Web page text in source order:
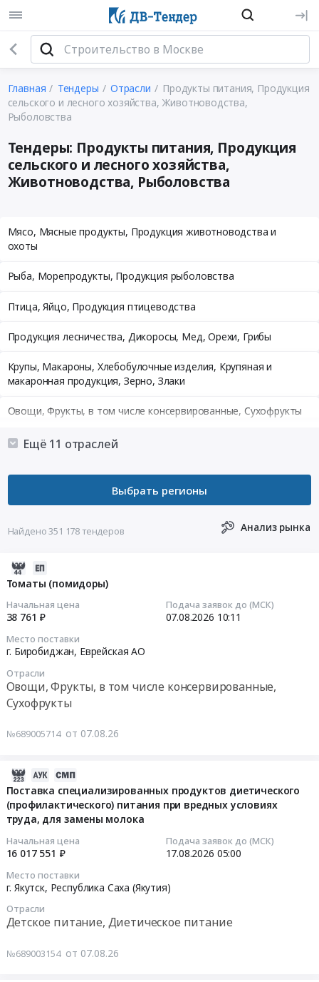
Главная Тендеры Отрасли
Продукты питания, Продукция
сельского и лесного хозяйства, Животноводства,
Рыболовства
Тендеры: Продукты питания, Продукция
сельского и лесного хозяйства,
Животноводства, Рыболовства
Ещё 11 отраслей
Мясо, Мясные продукты, Продукция животноводства и
охоты
Рыба, Морепродукты, Продукция рыболовства
Птица, Яйцо, Продукция птицеводства
Продукция лесничества, Дикоросы, Мед, Орехи, Грибы
Крупы, Макароны, Хлебобулочные изделия, Крупяная и
макаронная продукция, Зерно, Злаки
Овощи, Фрукты, в том числе консервированные, Сухофрукты
Молочная продукция, Сыры, Мороженое
Напитки алкогольные и безалкогольные, Вода
бутилированная, Соки
Консервы, Бакалея
Конфеты, Шоколад, Прочие кондитерские изделия
Детское питание, Диетическое питание
Корма для животных
Цветы, Семена, Саженцы
Табачная продукция
Прочие продукты питания
Прочая продукция сельского хозяйства, животноводства,
Найдено 351 178 тендеров Анализ рынка
Томаты (помидоры)
Начальная цена
38 761 ₽
Подача заявок до (МСК)
07.08.2026 10:11
Место поставки
г. Биробиджан, Еврейская АО
Отрасли
Овощи, Фрукты, в том числе консервированные,
Сухофрукты
№689005714 от 07.08.26
Поставка специализированных продуктов диетического
(профилактического) питания при вредных условиях
труда, для замены молока
Начальная цена
16 017 551 ₽
Подача заявок до (МСК)
17.08.2026 05:00
Место поставки
г. Якутск, Республика Саха (Якутия)
Отрасли
Детское питание, Диетическое питание
№689003154 от 07.08.26